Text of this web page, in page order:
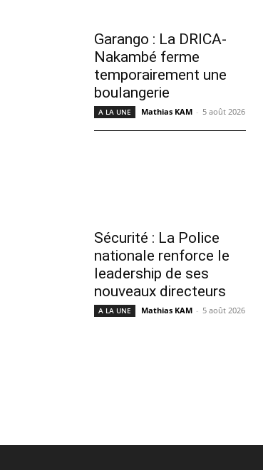
Garango : La DRICA-
Nakambé ferme
temporairement une
boulangerie
A LA UNE Mathias KAM - 5 août 2026
Sécurité : La Police
nationale renforce le
leadership de ses
nouveaux directeurs
A LA UNE Mathias KAM - 5 août 2026